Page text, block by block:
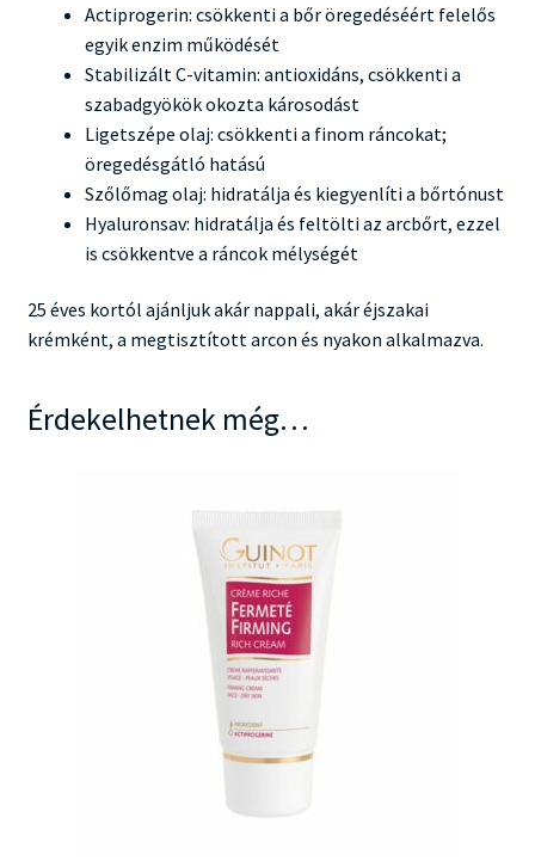
Actiprogerin: csökkenti a bőr öregedéséért felelős
egyik enzim működését
Stabilizált C-vitamin: antioxidáns, csökkenti a
szabadgyökök okozta károsodást
Ligetszépe olaj: csökkenti a finom ráncokat;
öregedésgátló hatású
Szőlőmag olaj: hidratálja és kiegyenlíti a bőrtónust
Hyaluronsav: hidratálja és feltölti az arcbőrt, ezzel
is csökkentve a ráncok mélységét
25 éves kortól ajánljuk akár nappali, akár éjszakai
krémként, a megtisztított arcon és nyakon alkalmazva.
Érdekelhetnek még…